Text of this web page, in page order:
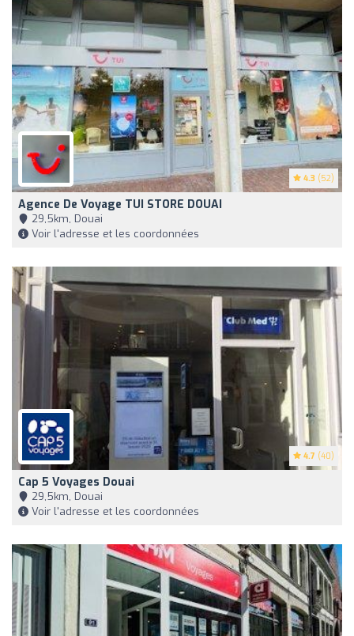
4.3 (52)
Agence De Voyage TUI STORE DOUAI
29,5km, Douai
Voir l'adresse et les coordonnées
4.7 (40)
Cap 5 Voyages Douai
29,5km, Douai
Voir l'adresse et les coordonnées